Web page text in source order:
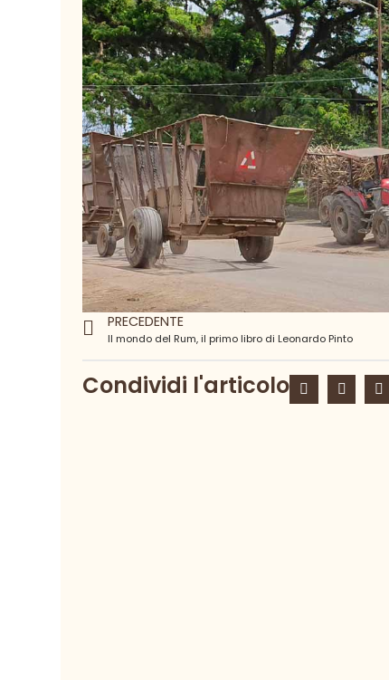
PRECEDENTE
Il mondo del Rum, il primo libro di Leonardo Pinto
Condividi l'articolo